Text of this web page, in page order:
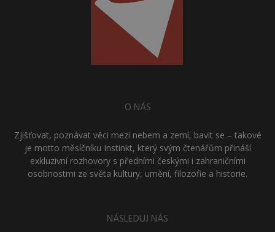
O NÁS
Zjišťovat, poznávat věci mezi nebem a zemí, bavit se – takové
je motto měsíčníku Instinkt, který svým čtenářům přináší
exkluzivní rozhovory s předními českými i zahraničními
osobnostmi ze světa kultury, umění, filozofie a historie.
NÁSLEDUJ NÁS